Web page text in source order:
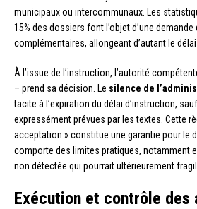
municipaux ou intercommunaux. Les
15% des dossiers font l’objet d’une demande
complémentaires, allongeant d’autant le
À l’issue de l’instruction, l’autorité
– prend sa décision. Le silence de
tacite à l’expiration du délai d’instruction,
expressément prévues par les textes. Cette
acceptation » constitue une garantie pour le
comporte des limites pratiques, notamment
non détectée qui pourrait ultérieurement
Exécution et contrôle des